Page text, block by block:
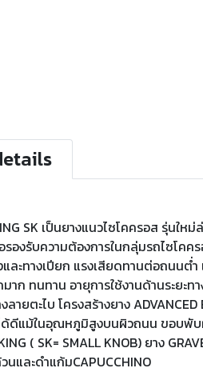
SK เป็นยางแนวไซโคครอส รุ่นใ
องรับความต้องการในกลุ่มรถไซโคค
ละทางเปียก แรงเสียดทานต่อถนนต่
มาก ทนทาน อายุการใช้งานด้านระย
ลายตะไบ โครงสร้างยาง
ดีแม้ในอุณหภูมิสูงบนผิวถนน ขอบพับผ
( SK= SMALL KNOB) ยาง
นและดำแก้มCAPUCCHINO